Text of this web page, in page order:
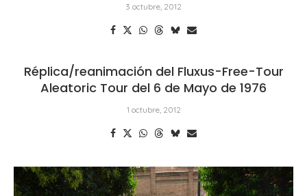
3 octubre, 2012
Réplica/reanimación del Fluxus-Free-Tour
Aleatoric Tour del 6 de Mayo de 1976
1 octubre, 2012